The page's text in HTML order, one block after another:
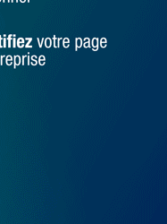
calés pour
le Killer et Jules
les passages
et Ivane